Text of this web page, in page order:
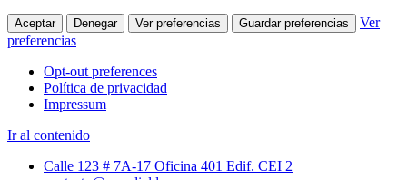
Aceptar Denegar Ver preferencias Guardar preferencias
Ver
preferencias
Opt-out preferences
Política de privacidad
Impressum
Ir al contenido
Calle 123 # 7A-17 Oficina 401 Edif. CEI 2